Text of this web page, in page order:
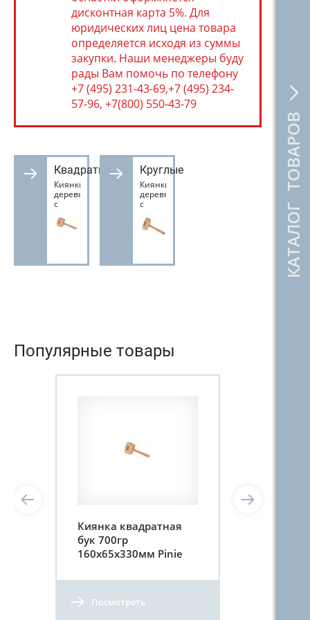
КАТАЛОГ ТОВАРОВ
дисконтная карта 5%. Для
юридических лиц цена товара
определяется исходя из суммы
закупки. Наши менеджеры буду
рады Вам помочь по телефону
+7 (495) 231-43-69,+7 (495) 234-
57-96, +7(800) 550-43-79
Квадратные
Киянки
деревянные
с
бойком
Pinie /
Круглые
Киянки
деревянные
с
бойком
Pinie /
Популярные товары
Киянка квадратная
бук 700гр
160x65x330мм Pinie
Посмотреть